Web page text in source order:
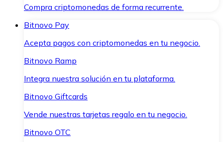
Compra criptomonedas de forma recurrente.
Bitnovo Pay
Acepta pagos con criptomonedas en tu negocio.
Bitnovo Ramp
Integra nuestra solución en tu plataforma.
Bitnovo Giftcards
Vende nuestras tarjetas regalo en tu negocio.
Bitnovo OTC